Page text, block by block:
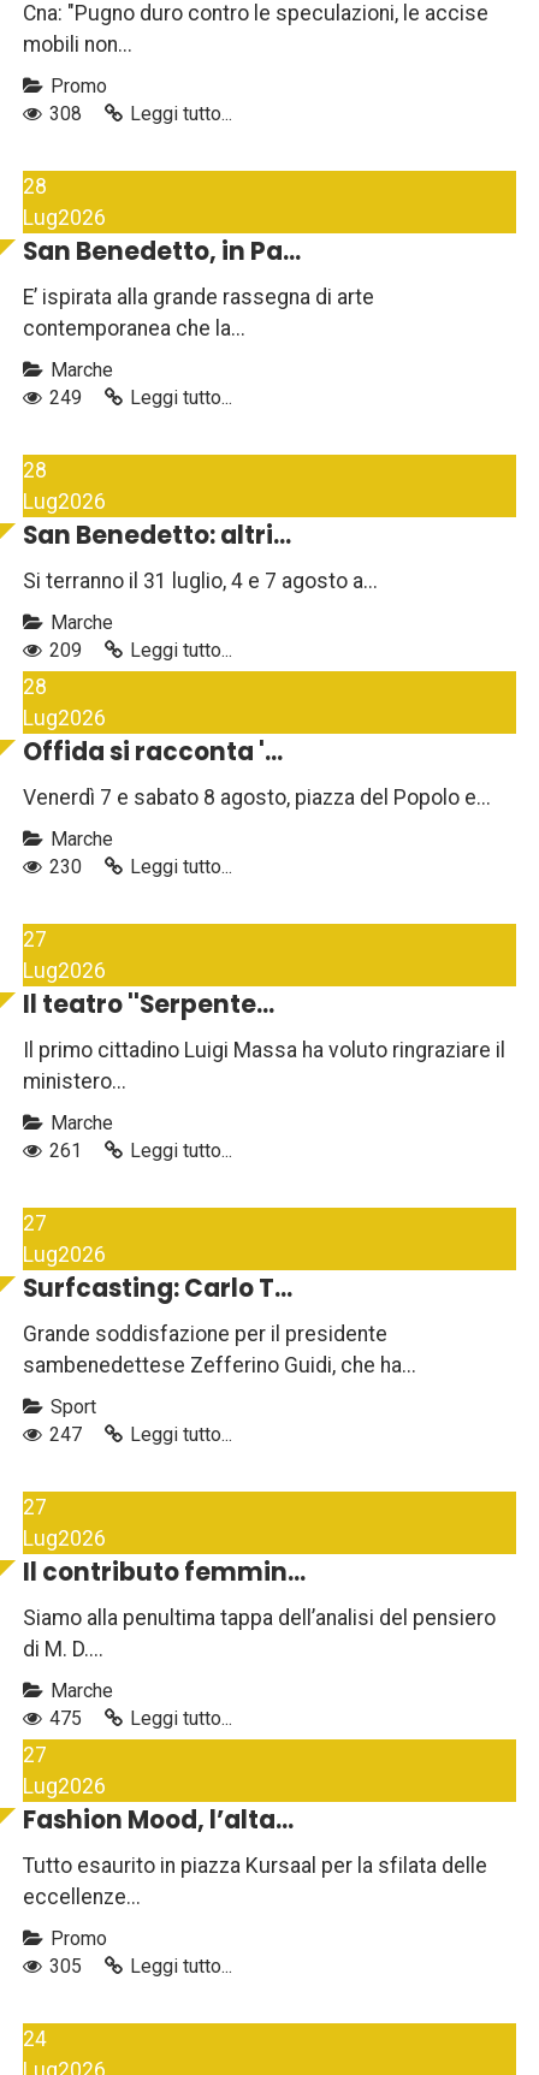
Cna: "Pugno duro contro le speculazioni, le accise
mobili non...
Promo
308
Leggi tutto...
28
Lug2026
San Benedetto, in Pa...
E’ ispirata alla grande rassegna di arte
contemporanea che la...
Marche
249
Leggi tutto...
28
Lug2026
San Benedetto: altri...
Si terranno il 31 luglio, 4 e 7 agosto a...
Marche
209
Leggi tutto...
28
Lug2026
Offida si racconta '...
Venerdì 7 e sabato 8 agosto, piazza del Popolo e...
Marche
230
Leggi tutto...
27
Lug2026
Il teatro ''Serpente...
Il primo cittadino Luigi Massa ha voluto ringraziare il
ministero...
Marche
261
Leggi tutto...
27
Lug2026
Surfcasting: Carlo T...
Grande soddisfazione per il presidente
sambenedettese Zefferino Guidi, che ha...
Sport
247
Leggi tutto...
27
Lug2026
Il contributo femmin...
Siamo alla penultima tappa dell’analisi del pensiero
di M. D....
Marche
475
Leggi tutto...
27
Lug2026
Fashion Mood, l’alta...
Tutto esaurito in piazza Kursaal per la sfilata delle
eccellenze...
Promo
305
Leggi tutto...
24